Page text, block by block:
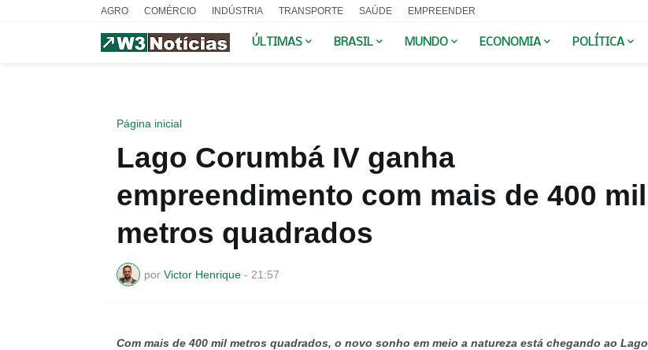
AGRO COMÉRCIO INDÚSTRIA TRANSPORTE SAÚDE EMPREENDER
ÚLTIMAS BRASIL MUNDO ECONOMIA POLÍTICA
Página inicial
Lago Corumbá IV ganha
empreendimento com mais de 400 mil
metros quadrados
por Victor Henrique - 21:57
Com mais de 400 mil metros quadrados, o novo sonho em meio a natureza está chegando ao Lago